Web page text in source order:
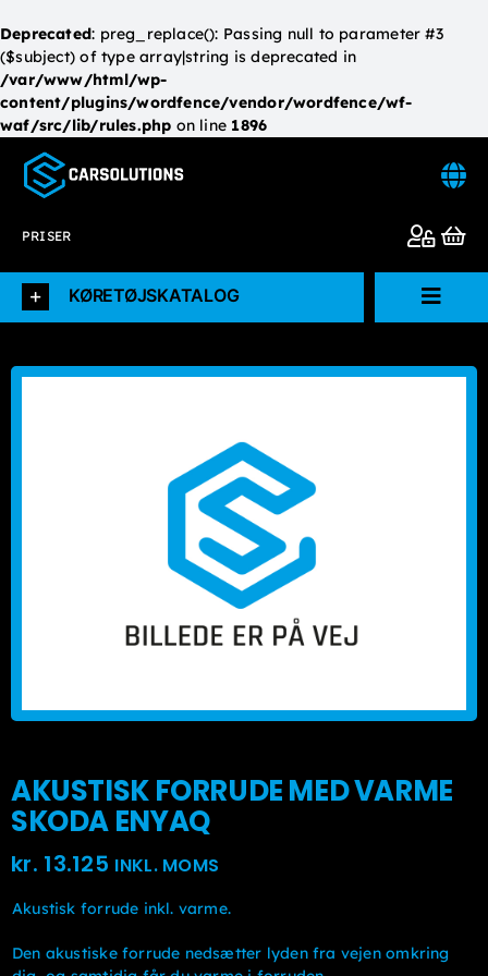
Deprecated: preg_replace(): Passing null to parameter #3
($subject) of type array|string is deprecated in
/var/www/html/wp-
content/plugins/wordfence/vendor/wordfence/wf-
waf/src/lib/rules.php on line 1896
content
PRISER
KØRETØJSKATALOG
AKUSTISK FORRUDE MED VARME
SKODA ENYAQ
kr. 13.125 INKL. MOMS
Akustisk forrude inkl. varme.
Den akustiske forrude nedsætter lyden fra vejen omkring